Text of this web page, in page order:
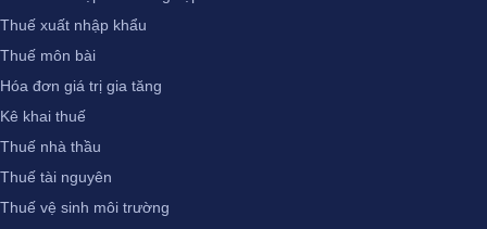
Thuế xuất nhập khẩu
Thuế môn bài
Hóa đơn giá trị gia tăng
Kê khai thuế
Thuế nhà thầu
Thuế tài nguyên
Thuế vệ sinh môi trường